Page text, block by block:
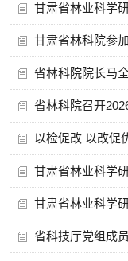
甘肃省林业科学
甘肃省林科院参
省林科院院长马
省林科院召开
以检促改 以改促
甘肃省林业科学
甘肃省林业科学
省科技厅党组成